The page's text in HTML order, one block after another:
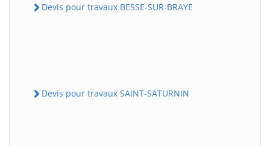
Devis pour travaux BESSE-SUR-BRAYE
Devis pour travaux SAINT-SATURNIN